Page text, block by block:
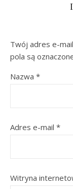
Twój adres e-
pola są
Nazwa *
Adres e-mail *
Witryna